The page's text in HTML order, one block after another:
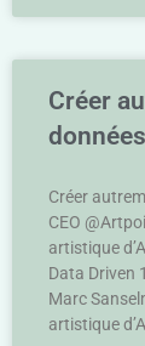
Créer
données
Créer
CEO
artistique
Data Driven
Marc
artistique